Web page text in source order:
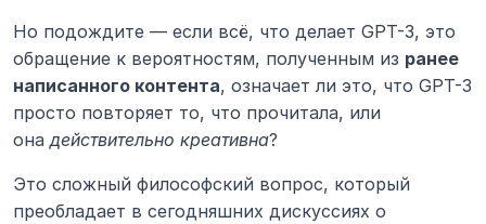
Но подождите — если всё, что делает GPT-3, это
обращение к вероятностям, полученным из ранее
написанного контента, означает ли это, что GPT-3
просто повторяет то, что прочитала, или
она действительно креативна?
Это сложный философский вопрос, который
преобладает в сегодняшних дискуссиях о